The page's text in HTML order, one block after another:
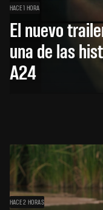
HACE 1 HORA
El nuevo
una de las
A24
HACE 2 HORAS